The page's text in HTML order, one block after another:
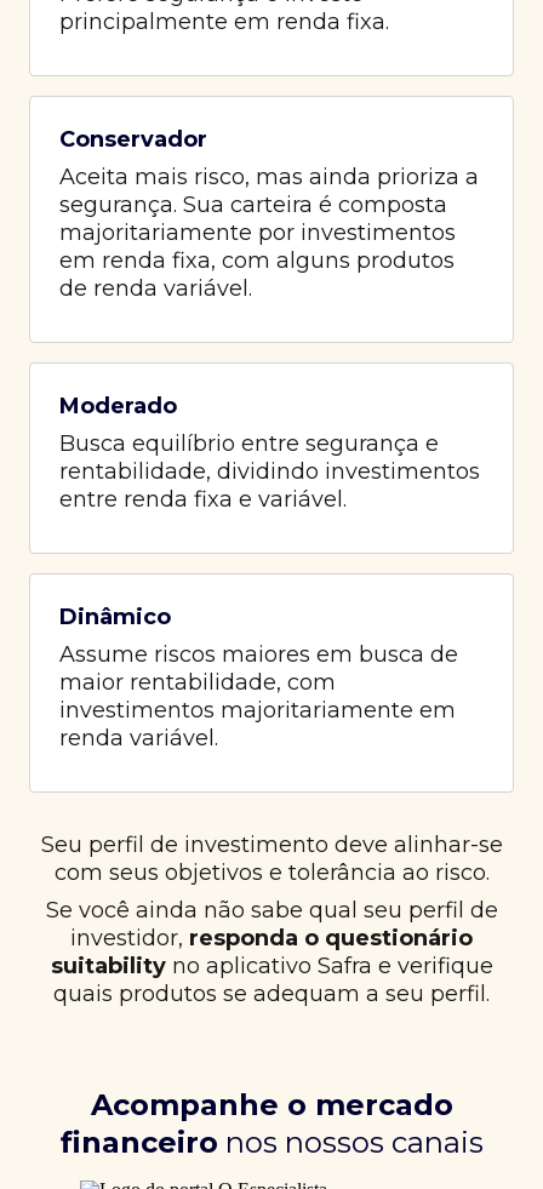
principalmente em renda fixa.
Conservador
Aceita mais risco, mas ainda prioriza a
segurança. Sua carteira é composta
majoritariamente por investimentos
em renda fixa, com alguns produtos
de renda variável.
Moderado
Busca equilíbrio entre segurança e
rentabilidade, dividindo investimentos
entre renda fixa e variável.
Dinâmico
Assume riscos maiores em busca de
maior rentabilidade, com
investimentos majoritariamente em
renda variável.
Seu perfil de investimento deve alinhar-se
com seus objetivos e tolerância ao risco.
Se você ainda não sabe qual seu perfil de
investidor, responda o questionário
suitabilityno aplicativo Safra e verifique
quais produtos se adequam a seu perfil.
Acompanhe o mercado
financeiro nos nossos canais